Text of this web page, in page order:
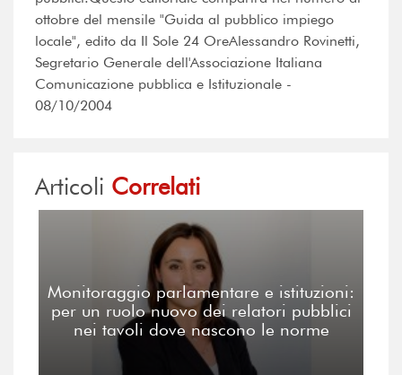
ottobre del mensile "Guida al pubblico impiego
locale", edito da Il Sole 24 OreAlessandro Rovinetti,
Segretario Generale dell'Associazione Italiana
Comunicazione pubblica e Istituzionale -
08/10/2004
Articoli Correlati
Monitoraggio parlamentare e istituzioni:
per un ruolo nuovo dei relatori pubblici
nei tavoli dove nascono le norme